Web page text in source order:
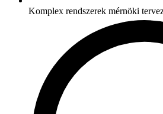
Komplex rendszerek mérnöki